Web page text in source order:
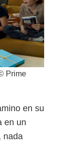
Prime
en su
en un
nada